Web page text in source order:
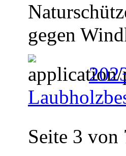
gegen
Seite 3 von